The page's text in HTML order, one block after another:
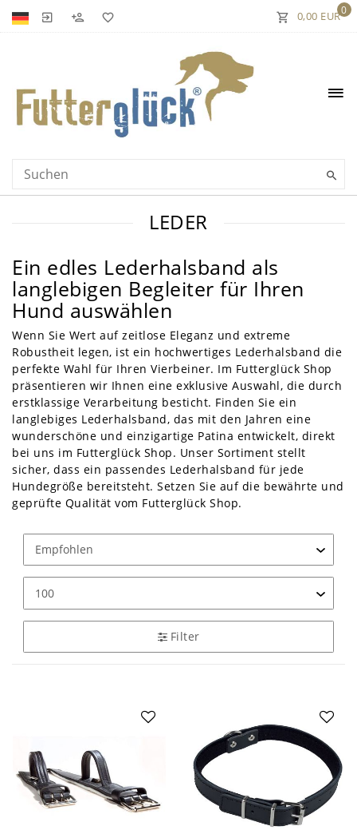
0
0,00 EUR
LEDER
Ein edles Lederhalsband als
langlebigen Begleiter für Ihren
Hund auswählen
Wenn Sie Wert auf zeitlose Eleganz und extreme
Robustheit legen, ist ein hochwertiges Lederhalsband die
perfekte Wahl für Ihren Vierbeiner. Im Futterglück Shop
präsentieren wir Ihnen eine exklusive Auswahl, die durch
erstklassige Verarbeitung besticht. Finden Sie ein
langlebiges Lederhalsband, das mit den Jahren eine
wunderschöne und einzigartige Patina entwickelt, direkt
bei uns im Futterglück Shop. Unser Sortiment stellt
sicher, dass ein passendes Lederhalsband für jede
Hundegröße bereitsteht. Setzen Sie auf die bewährte und
geprüfte Qualität vom Futterglück Shop.
Filter